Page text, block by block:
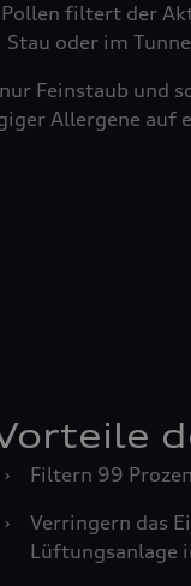
filtert der
Stau oder im
Feinstaub und
Allergene auf
›
Filtern 99
›
Verringern das
Lüftungsanlage